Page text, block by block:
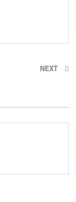
NEXT